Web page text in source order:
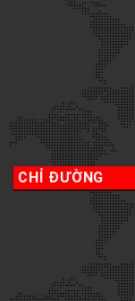
CHỈ ĐƯỜNG